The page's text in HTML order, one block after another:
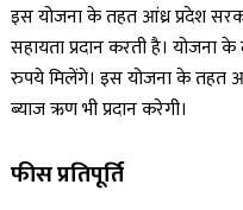
इस योजना के तहत आंध्र प्रदेश
सहायता प्रदान करती है। योजना
रुपये मिलेंगे। इस योजना के तहत
ब्याज ऋण भी प्रदान करेगी।
फीस प्रतिपूर्ति